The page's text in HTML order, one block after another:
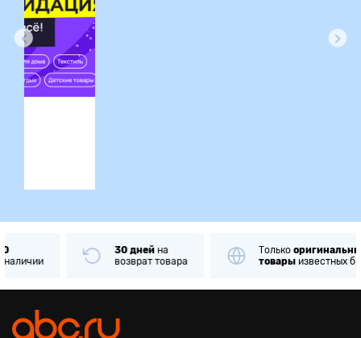
30 днейна
возврат товара
Толькооригинальные
товарыизвестных брендов